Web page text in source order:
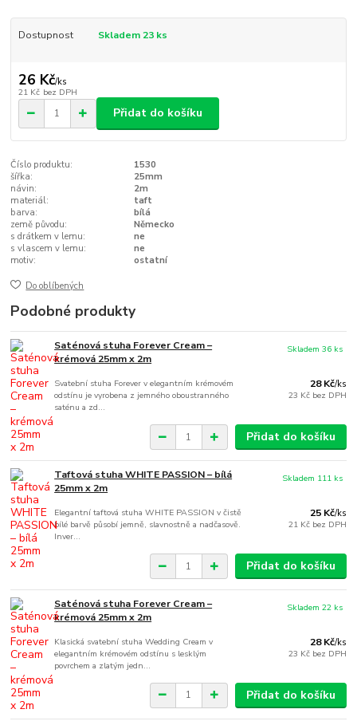
Dostupnost Skladem 23 ks
26 Kč/ks
21 Kč bez DPH
Přidat do košíku
Číslo produktu:
1530
šířka:
25mm
návin:
2m
materiál:
taft
barva:
bílá
země původu:
Německo
s drátkem v lemu:
ne
s vlascem v lemu:
ne
motiv:
ostatní
Do oblíbených
Podobné produkty
Saténová stuha Forever Cream –
krémová 25mm x 2m
Svatební stuha Forever v elegantním krémovém
odstínu je vyrobena z jemného oboustranného
saténu a zd...
28 Kč/ks
23 Kč bez DPH
Skladem 36 ks
Přidat do košíku
Taftová stuha WHITE PASSION – bílá
25mm x 2m
Elegantní taftová stuha WHITE PASSION v čistě
bílé barvě působí jemně, slavnostně a nadčasově.
Inver...
25 Kč/ks
21 Kč bez DPH
Skladem 111 ks
Přidat do košíku
Saténová stuha Forever Cream –
krémová 25mm x 2m
Klasická svatební stuha Wedding Cream v
elegantním krémovém odstínu s lesklým
povrchem a zlatým jedn...
28 Kč/ks
23 Kč bez DPH
Skladem 22 ks
Přidat do košíku